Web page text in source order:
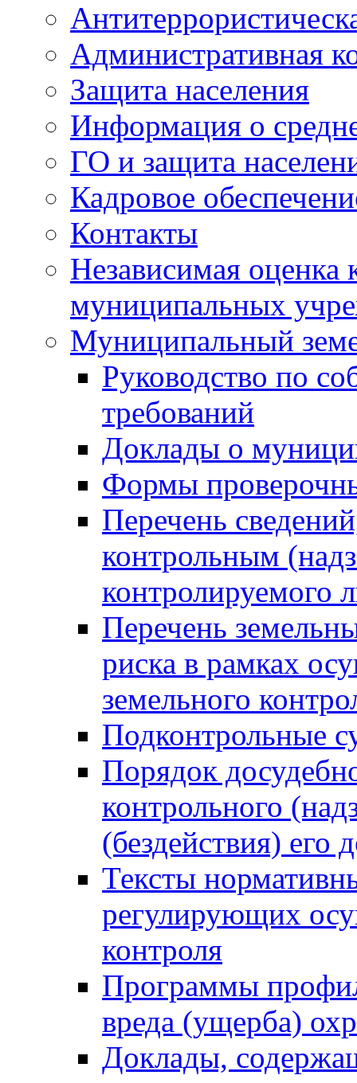
Административная
Защита населения
Информация о
ГО и защита
Кадровое
Контакты
Независимая оценка
муниципальных
Муниципальный
Руководство по
требований
Доклады о
Формы
Перечень
контрольным
контролируемого
Перечень
риска в рамках
земельного
Подконтрольные
Порядок
контрольного
(бездействия)
Тексты
регулирующих
контроля
Программы
вреда (ущерба)
Доклады,